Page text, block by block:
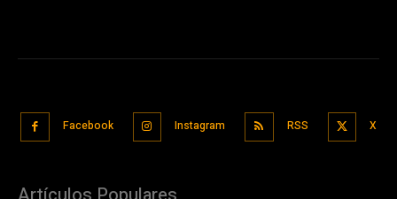
Facebook Instagram RSS X